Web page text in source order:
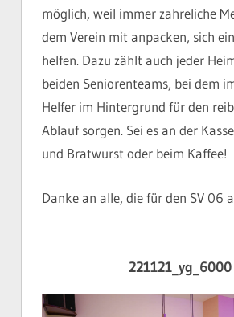
möglich, weil immer zahreliche
dem Verein mit anpacken, sich
helfen. Dazu zählt auch jeder
beiden Seniorenteams, bei dem
Helfer im Hintergrund für den
Ablauf sorgen. Sei es an der
und Bratwurst oder beim Kaffee!
Danke an alle, die für den SV 06
221121_yg_6000